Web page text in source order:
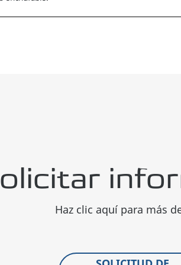
Haz clic aquí para más